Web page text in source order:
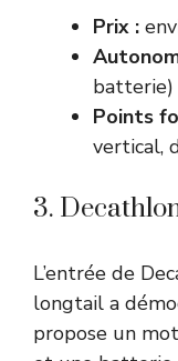
Prix :
batterie)
Points
vertical,
3.
L’entrée de
longtail a
propose un